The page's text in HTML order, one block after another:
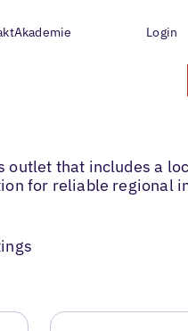
Akademie Login
outlet that includes a
for reliable regional